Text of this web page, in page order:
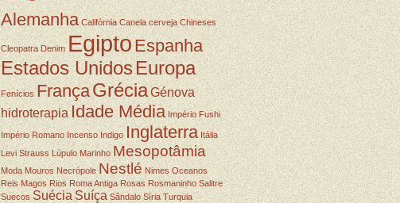
Alemanha Califórnia Canela cerveja Chineses
Cleopatra Denim EgiptoEspanha
Estados UnidosEuropa
Fenícios FrançaGréciaGénova
hidroterapiaIdade Média Império Fushi
Império Romano Incenso Indigo Inglaterra Itália
Levi Strauss Lúpulo Marinho Mesopotâmia
Moda Mouros Necrópole Nestlé Nimes Oceanos
Reis Magos Rios Roma Antiga Rosas Rosmaninho Salitre
Suecos Suécia Suíça Sândalo Síria Turquia